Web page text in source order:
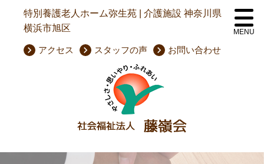
特別養護老人ホーム弥生苑 | 介護施設 神奈川県
横浜市旭区
keyboard_arrow_right アクセス keyboard_arrow_right スタッフの声 keyboard_arrow_right お問い合わせ
MENU